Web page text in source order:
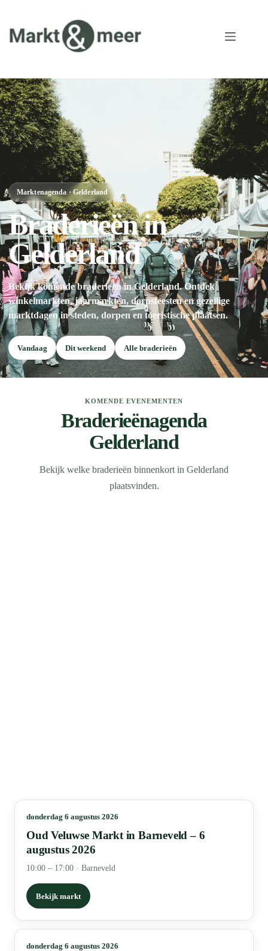
Marktenagenda · Gelderland
Braderieën in
Gelderland
Bekijk komende braderieën in Gelderland. Ontdek
winkelmarkten, jaarmarkten, dorpsfeesten en gezellige
marktdagen in steden, dorpen en toeristische plaatsen.
Vandaag Dit weekend Alle braderieën
KOMENDE EVENEMENTEN
Braderieënagenda
Gelderland
Bekijk welke braderieën binnenkort in Gelderland
plaatsvinden.
donderdag 6 augustus 2026
Oud Veluwse Markt in Barneveld – 6
augustus 2026
10:00 – 17:00 · Barneveld
Bekijk markt
donderdag 6 augustus 2026